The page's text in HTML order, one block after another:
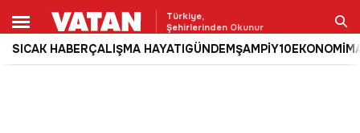
Türkiye,
Şehirlerinden Okunur
SICAK HABERÇALIŞMA HAYATIGÜNDEMŞAMPİY10EKONOMİ
Ara